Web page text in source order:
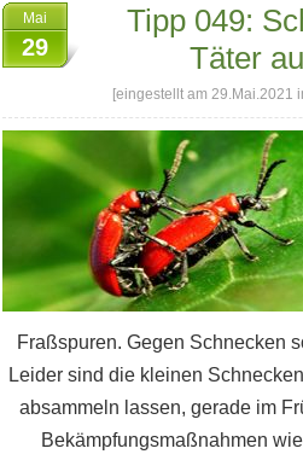
Mai
29
Tipp 049:
Täter
[eingestellt am 29.Mai.2021
Fraßspuren. Gegen Schnecken
Leider sind die kleinen
absammeln lassen, gerade im
Bekämpfungsmaßnahmen